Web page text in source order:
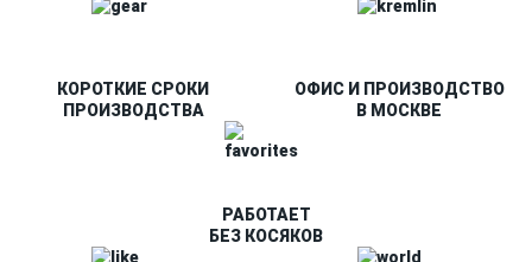
КОРОТКИЕ СРОКИ
ПРОИЗВОДСТВА
ОФИС И ПРОИЗВОДСТВО
В МОСКВЕ
РАБОТАЕТ
БЕЗ КОСЯКОВ